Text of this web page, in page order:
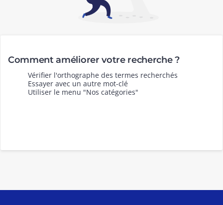
Comment améliorer votre recherche ?
Vérifier l'orthographe des termes recherchés
Essayer avec un autre mot-clé
Utiliser le menu "Nos catégories"